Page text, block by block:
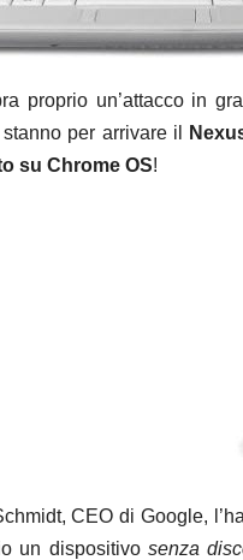
proprio un’attacco in
stanno per arrivare il
su Chrome OS!
CEO di Google,
un dispositivo senza